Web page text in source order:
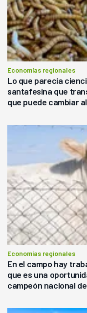
Economías regionales
Lo que parecía
santafesina que
que puede cambiar
Economías regionales
En el campo hay
que es una
campeón nacional